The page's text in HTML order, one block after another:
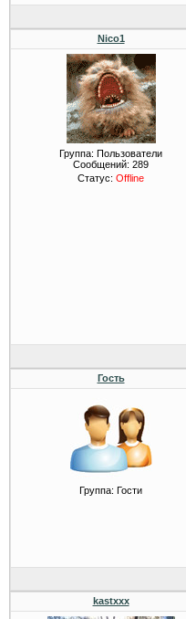
Nico1
Группа: Пользователи
Сообщений: 289
Статус: Offline
Гость
Группа: Гости
kastxxx